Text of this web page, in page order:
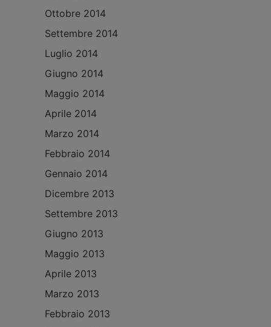
Ottobre 2014
Settembre 2014
Luglio 2014
Giugno 2014
Maggio 2014
Aprile 2014
Marzo 2014
Febbraio 2014
Gennaio 2014
Dicembre 2013
Settembre 2013
Giugno 2013
Maggio 2013
Aprile 2013
Marzo 2013
Febbraio 2013